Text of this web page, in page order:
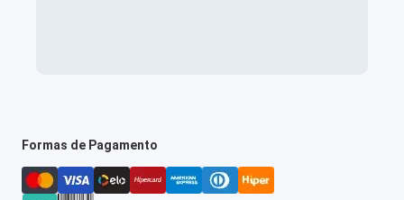
Formas de Pagamento